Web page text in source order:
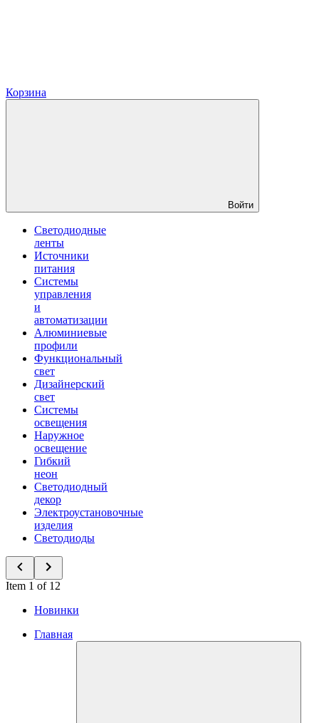
Корзина
Войти
Светодиодные
ленты
Источники
питания
Системы
управления
и
автоматизации
Алюминиевые
профили
Функциональный
свет
Дизайнерский
свет
Системы
освещения
Наружное
освещение
Гибкий
неон
Светодиодный
декор
Электроустановочные
изделия
Светодиоды
Item 1 of 12
Новинки
Главная